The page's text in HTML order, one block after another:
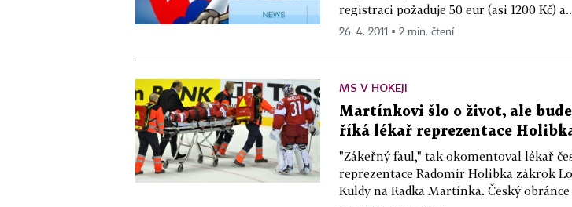
registraci požaduje 50 eur (asi 1200 Kč)
26. 4. 2011 ▪ 2 min. čtení
MS V HOKEJI
Martínkovi šlo o život, ale
říká lékař reprezentace
"Zákeřný faul," tak okomentoval lékař
reprezentace Radomír Holibka zákrok
Kuldy na Radka Martínka. Český